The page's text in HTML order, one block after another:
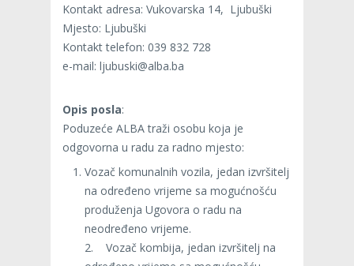
Kontakt adresa: Vukovarska 14, Ljubuški
Mjesto: Ljubuški
Kontakt telefon: 039 832 728
e-mail: ljubuski@alba.ba
Opis posla:
Poduzeće ALBA traži osobu koja je
odgovorna u radu za radno mjesto:
Vozač komunalnih vozila, jedan izvršitelj
na određeno vrijeme sa mogućnošću
produženja Ugovora o radu na
neodređeno vrijeme.
2. Vozač kombija, jedan izvršitelj na